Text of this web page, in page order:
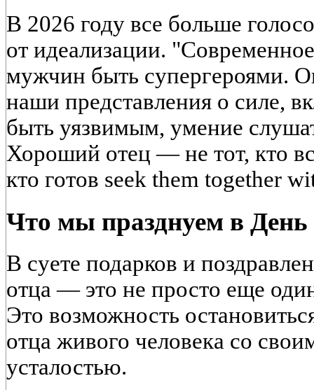
В 2026 году все больше
от идеализации.
мужчин быть супергероями.
наши представления о силе,
быть уязвимым, умение
Хороший отец — не тот, кто
кто готов seek them together
Что мы празднуем в День
В суете подарков и
отца — это не просто еще
Это возможность
отца живого человека со
усталостью.